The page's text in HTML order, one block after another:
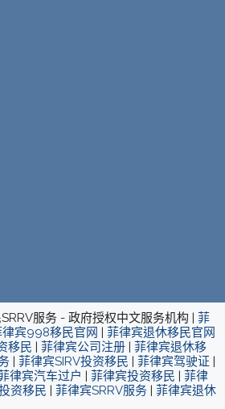
服务 - 政府授权中文服务机构 | 菲
律宾998移民官网 | 菲律宾退休移民官网
移民 | 菲律宾公司注册 | 菲律宾退休移
| 菲律宾SIRV投资移民 | 菲律宾驾驶证 |
律宾汽车过户 | 菲律宾投资移民 | 菲律
资移民 | 菲律宾SRRV服务 | 菲律宾退休